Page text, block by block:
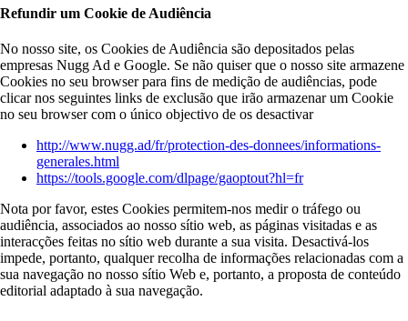
Refundir um Cookie de Audiência
No nosso site, os Cookies de Audiência são depositados pelas
empresas Nugg Ad e Google. Se não quiser que o nosso site armazene
Cookies no seu browser para fins de medição de audiências, pode
clicar nos seguintes links de exclusão que irão armazenar um Cookie
no seu browser com o único objectivo de os desactivar
http://www.nugg.ad/fr/protection-des-donnees/informations-
generales.html
https://tools.google.com/dlpage/gaoptout?hl=fr
Nota por favor, estes Cookies permitem-nos medir o tráfego ou
audiência, associados ao nosso sítio web, as páginas visitadas e as
interacções feitas no sítio web durante a sua visita. Desactivá-los
impede, portanto, qualquer recolha de informações relacionadas com a
sua navegação no nosso sítio Web e, portanto, a proposta de conteúdo
editorial adaptado à sua navegação.